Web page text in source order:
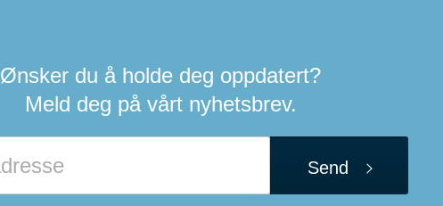
Ønsker du å holde deg oppdatert?
Meld deg på vårt nyhetsbrev.
Send